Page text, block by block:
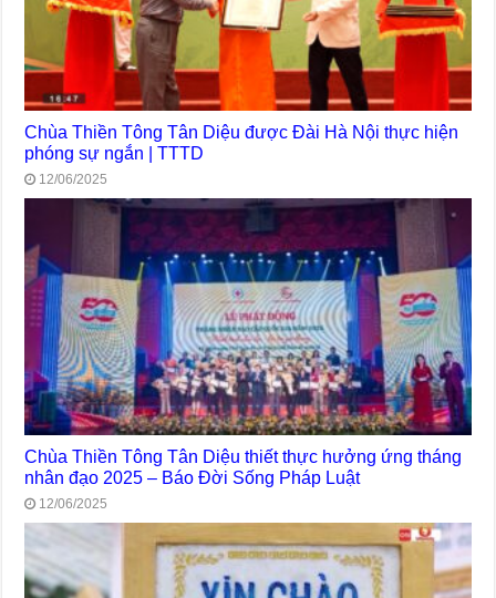
Chùa Thiền Tông Tân Diệu được Đài Hà Nội thực hiện
phóng sự ngắn | TTTD
12/06/2025
Chùa Thiền Tông Tân Diệu thiết thực hưởng ứng tháng
nhân đạo 2025 – Báo Đời Sống Pháp Luật
12/06/2025